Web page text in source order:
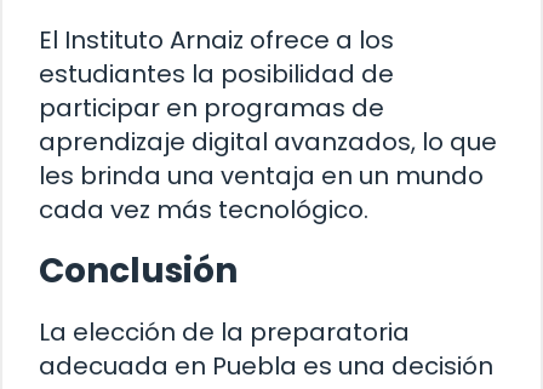
El Instituto Arnaiz ofrece a los
estudiantes la posibilidad de
participar en programas de
aprendizaje digital avanzados, lo que
les brinda una ventaja en un mundo
cada vez más tecnológico.
Conclusión
La elección de la preparatoria
adecuada en Puebla es una decisión